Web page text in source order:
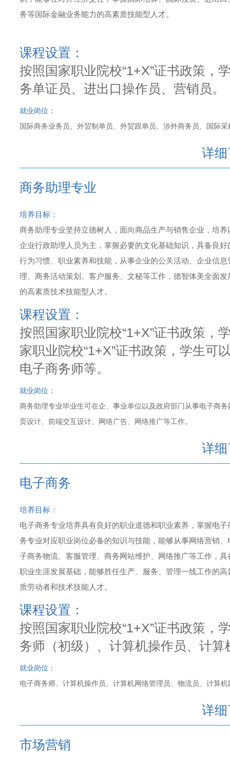
务等国际金融业务能力的高素质技能型人才。
课程设置：
按照国家职业院校“1+X”证书政策，
务单证员、进出口操作员、营销员。
就业岗位：
国际商务业务员、外贸制单员、外贸跟单员、涉外商务员、国际
详
商务助理专业
培养目标：
商务助理专业坚持立德树人，面向商品生产与销售企业，培养
企业行政助理人员为主，掌握必要的文化基础知识，具备良好
行为习惯、职业素养和技能，从事企业的公关活动、企业信息
理、商务活动策划、客户服务、文秘等工作，德智体美全面发
的高素质技术技能型人才。
课程设置：
按照国家职业院校“1+X”证书政策，
家职业院校“1+X”证书政策，学生可
电子商务师等。
就业岗位：
商务助理专业毕业生可在企、事业单位以及政府部门从事电子商
页设计、前端交互设计、网络广告、网络推广等工作。
详
电子商务
培养目标：
电子商务专业培养具有良好的职业道德和职业素养，掌握电子
务专业对应职业岗位必备的知识与技能，能够从事网络营销、
子商务物流、客服管理、商务网站维护、网络推广等工作，具
职业生涯发展基础，能够胜任生产、服务、管理一线工作的高
质劳动者和技术技能人才。
课程设置：
按照国家职业院校“1+X”证书政策，
务师（初级）、计算机操作员、计
就业岗位：
电子商务师、计算机操作员、计算机网络管理员、物流员、计算
详
市场营销